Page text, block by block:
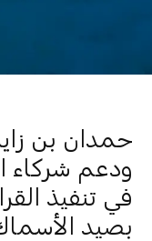
حمدان بن
ودعم شركاء
في تنفيذ
بصيد